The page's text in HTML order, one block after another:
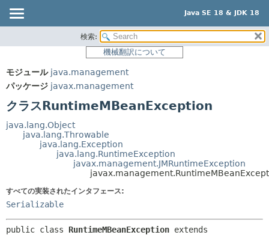
Java SE 18 & JDK 18
パッケージ
使用
ツリー
プレビュー
非推奨
索引
ヘルプ
サマリー:
ネスト済
メソッド
フィールド
コンストラクタ
検索:
機械翻訳について
モジュール java.management
パッケージ javax.management
クラスRuntimeMBeanException
java.lang.Object
java.lang.Throwable
java.lang.Exception
java.lang.RuntimeException
javax.management.JMRuntimeException
すべての実装されたインタフェース:
Serializable
public class RuntimeMBeanException